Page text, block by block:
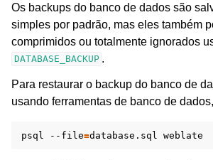
Os backups do banco de dados são
simples por padrão, mas eles também
comprimidos ou totalmente ignorados
DATABASE_BACKUP .
Para restaurar o backup do banco de
usando ferramentas de banco de
psql --file=database.sql